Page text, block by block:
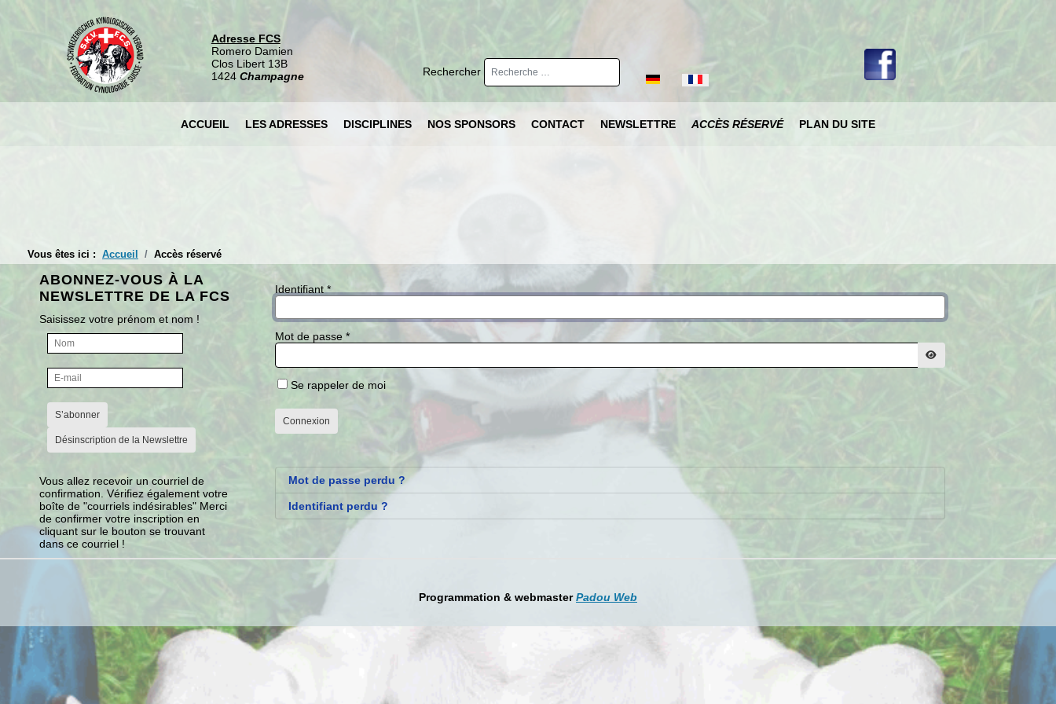
Adresse FCS
Romero Damien
Clos Libert 13B
1424 Champagne Rechercher
Sélectionnez votre langue
ACCUEIL LES ADRESSES DISCIPLINES NOS SPONSORS CONTACT NEWSLETTRE ACCÈS RÉSERVÉ PLAN DU SITE
Vous êtes ici : Accueil Accès réservé
ABONNEZ-VOUS À LA
NEWSLETTRE DE LA FCS
Saisissez votre prénom et nom !
S’abonner
Désinscription de la Newslettre
Vous allez recevoir un courriel de
confirmation. Vérifiez également votre
boîte de "courriels indésirables" Merci
de confirmer votre inscription en
cliquant sur le bouton se trouvant
dans ce courriel !
Identifiant *
Mot de passe *
Afficher le mot de passe
Se rappeler de moi
Connexion
Mot de passe perdu ?
Identifiant perdu ?
Programmation & webmasterPadou Web